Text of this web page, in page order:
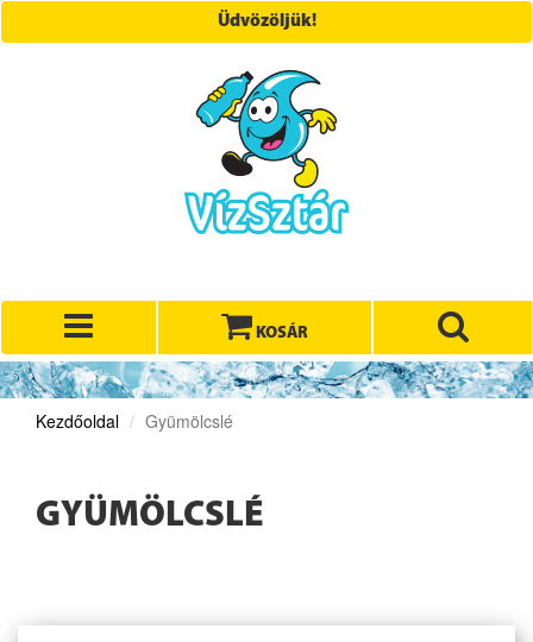
Üdvözöljük!
KOSÁR
Kezdőoldal Gyümölcslé
GYÜMÖLCSLÉ